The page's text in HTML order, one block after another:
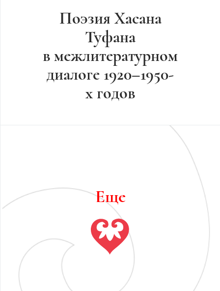
Поэзия Хасана
Туфана
в межлитературном
диалоге 1920–1950-
х годов
Еще